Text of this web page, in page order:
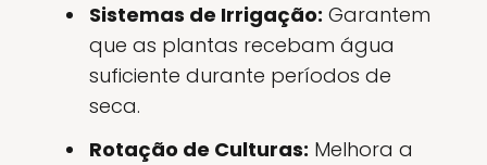
Sistemas de Irrigação: Garantem
que as plantas recebam água
suficiente durante períodos de
seca.
Rotação de Culturas: Melhora a